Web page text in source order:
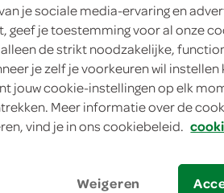
op: aanbiedingen zijn niet
in de winkelmand.
chocoladetegel om zomaar
keer wat anders dan een kaartje
Belgische melk chocolade
iemand zomaar met deze
je sociale media-ervaring en
geef je toestemming voor al onze
alleen de strikt noodzakelijke,
je zelf je voorkeuren wil instellen
jouw cookie-instellingen op elk
Meer informatie over de
vind je in ons cookiebeleid.
Weigeren